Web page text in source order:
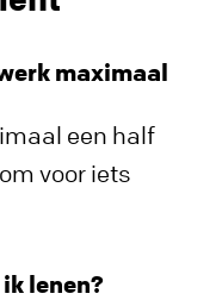
maximaal
een half
voor iets
lenen?